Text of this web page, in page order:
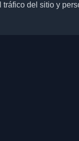
del sitio y